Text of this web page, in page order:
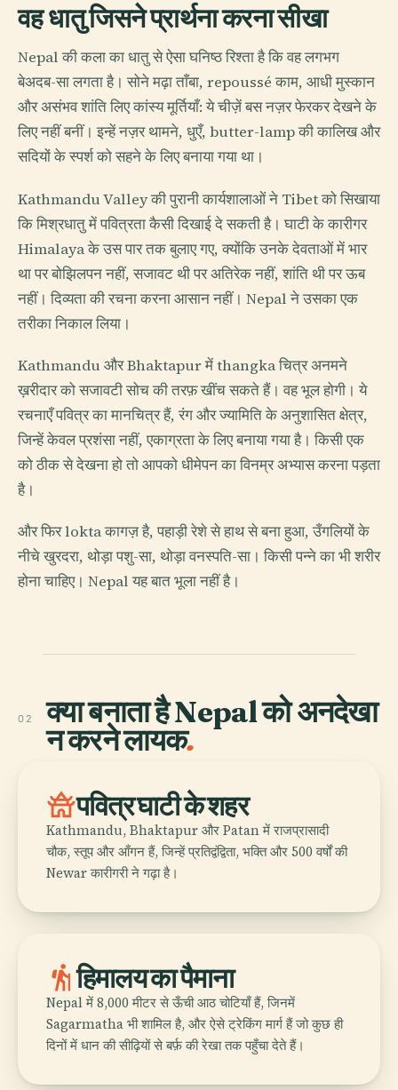
वह धातु जिसने प्रार्थना करना सीखा
Nepal की कला का धातु से ऐसा घनिष्ठ रिश्ता है कि वह लगभग
बेअदब-सा लगता है। सोने मढ़ा ताँबा, repoussé काम, आधी मुस्कान
और असंभव शांति लिए कांस्य मूर्तियाँ: ये चीज़ें बस नज़र फेरकर देखने के
लिए नहीं बनीं। इन्हें नज़र थामने, धुएँ, butter-lamp की कालिख और
सदियों के स्पर्श को सहने के लिए बनाया गया था।
Kathmandu Valley की पुरानी कार्यशालाओं ने Tibet को सिखाया
कि मिश्रधातु में पवित्रता कैसी दिखाई दे सकती है। घाटी के कारीगर
Himalaya के उस पार तक बुलाए गए, क्योंकि उनके देवताओं में भार
था पर बोझिलपन नहीं, सजावट थी पर अतिरेक नहीं, शांति थी पर ऊब
नहीं। दिव्यता की रचना करना आसान नहीं। Nepal ने उसका एक
तरीका निकाल लिया।
Kathmandu और Bhaktapur में thangka चित्र अनमने
ख़रीदार को सजावटी सोच की तरफ़ खींच सकते हैं। वह भूल होगी। ये
रचनाएँ पवित्र का मानचित्र हैं, रंग और ज्यामिति के अनुशासित क्षेत्र,
जिन्हें केवल प्रशंसा नहीं, एकाग्रता के लिए बनाया गया है। किसी एक
को ठीक से देखना हो तो आपको धीमेपन का विनम्र अभ्यास करना पड़ता
है।
और फिर lokta कागज़ है, पहाड़ी रेशे से हाथ से बना हुआ, उँगलियों के
नीचे खुरदरा, थोड़ा पशु-सा, थोड़ा वनस्पति-सा। किसी पन्ने का भी शरीर
होना चाहिए। Nepal यह बात भूला नहीं है।
02 क्या बनाता है Nepal को अनदेखा
न करने लायक.
temple_buddhistपवित्र घाटी के शहर
Kathmandu, Bhaktapur और Patan में राजप्रासादी
चौक, स्तूप और आँगन हैं, जिन्हें प्रतिद्वंद्विता, भक्ति और 500 वर्षों की
Newar कारीगरी ने गढ़ा है।
hikingहिमालय का पैमाना
Nepal में 8,000 मीटर से ऊँची आठ चोटियाँ हैं, जिनमें
Sagarmatha भी शामिल है, और ऐसे ट्रेकिंग मार्ग हैं जो कुछ ही
दिनों में धान की सीढ़ियों से बर्फ़ की रेखा तक पहुँचा देते हैं।